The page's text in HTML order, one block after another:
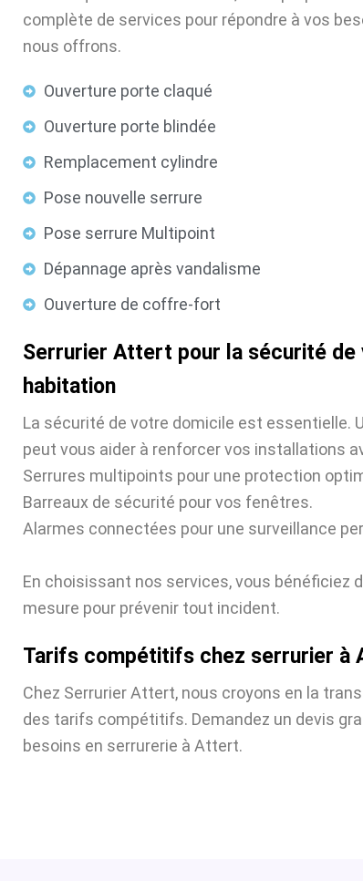
complète de services pour répondre à vos
nous offrons.
Ouverture porte claqué
Ouverture porte blindée
Remplacement cylindre
Pose nouvelle serrure
Pose serrure Multipoint
Dépannage après vandalisme
Ouverture de coffre-fort
Serrurier Attert pour la sécurité de
habitation
La sécurité de votre domicile est essentielle.
peut vous aider à renforcer vos installations
Serrures multipoints pour une protection
Barreaux de sécurité pour vos fenêtres.
Alarmes connectées pour une surveillance
En choisissant nos services, vous bénéficiez
mesure pour prévenir tout incident.
Tarifs compétitifs chez serrurier à
Chez Serrurier Attert, nous croyons en la
des tarifs compétitifs. Demandez un devis
besoins en serrurerie à Attert.